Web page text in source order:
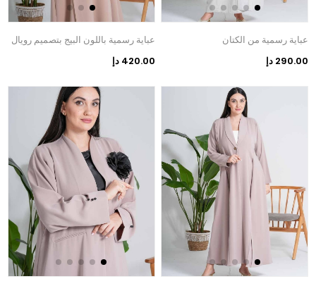
عباية رسمية من الكتان
290.00 دإ
عباية رسمية باللون البيج بتصميم رويال
420.00 دإ